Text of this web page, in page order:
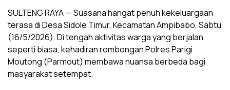
SULTENG RAYA — Suasana hangat penuh kekeluargaan
terasa di Desa Sidole Timur, Kecamatan Ampibabo, Sabtu
(16/5/2026). Di tengah aktivitas warga yang berjalan
seperti biasa, kehadiran rombongan Polres Parigi
Moutong (Parmout) membawa nuansa berbeda bagi
masyarakat setempat.